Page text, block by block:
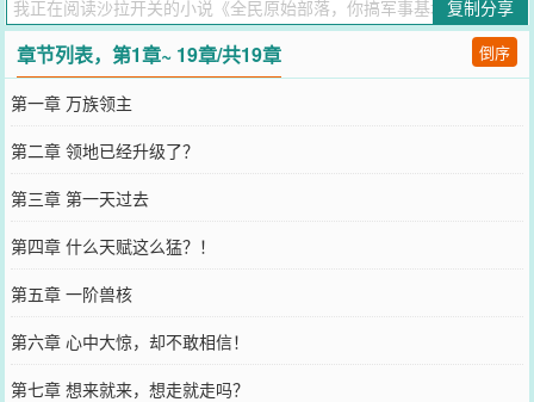
御拉满。普通农具进阶神级工具，资源采集、寻矿探宝远超常人。当
全网领主还在为资源拼死争夺、被凶兽追杀时，秦天速冲全服首个二
级领地，解锁逆天时光耕地，断层碾压所有玩家！无限进化一路拉
满，原始村落蜕变为超级军事基地。面对万族强敌与各路领主，秦天
淡然俯瞰全场：“你们玩原始部落，我直接开启军备时代！”
您要是觉得《
全民原始部落，你搞军事基地？
记向您QQ群和微博微信里的朋友推荐哦！
复制分享
章节列表，第1章~ 19章/共19章 倒序
第一章 万族领主
第二章 领地已经升级了？
第三章 第一天过去
第四章 什么天赋这么猛？！
第五章 一阶兽核
第六章 心中大惊，却不敢相信！
第七章 想来就来，想走就走吗？